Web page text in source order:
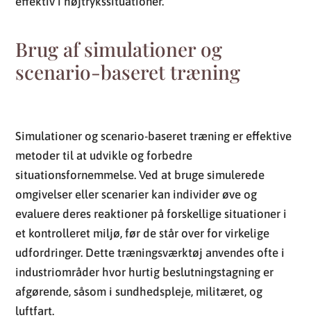
Brug af simulationer og
scenario-baseret træning
Simulationer og scenario-baseret træning er effektive
metoder til at udvikle og forbedre
situationsfornemmelse. Ved at bruge simulerede
omgivelser eller scenarier kan individer øve og
evaluere deres reaktioner på forskellige situationer i
et kontrolleret miljø, før de står over for virkelige
udfordringer. Dette træningsværktøj anvendes ofte i
industriområder hvor hurtig beslutningstagning er
afgørende, såsom i sundhedspleje, militæret, og
luftfart.